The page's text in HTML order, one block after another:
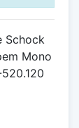
Schock
Mono